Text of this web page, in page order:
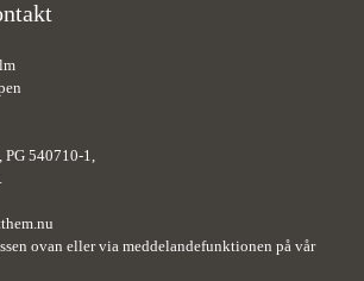
540710-1,
ovan eller via meddelandefunktionen på vår